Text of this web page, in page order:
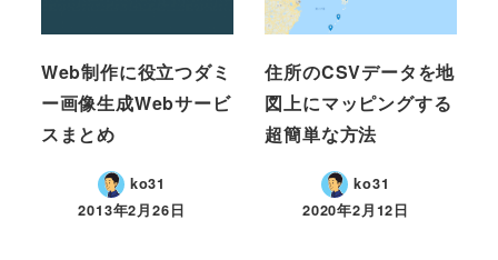
Web制作に役立つダミ
ー画像生成Webサービ
スまとめ
ko31
2013年2月26日
住所のCSVデータを地
図上にマッピングする
超簡単な方法
ko31
2020年2月12日